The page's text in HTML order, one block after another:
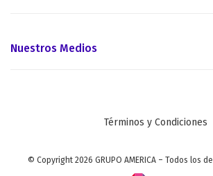
Nuestros Medios
Términos y Condiciones
© Copyright 2026 GRUPO AMERICA – Todos los